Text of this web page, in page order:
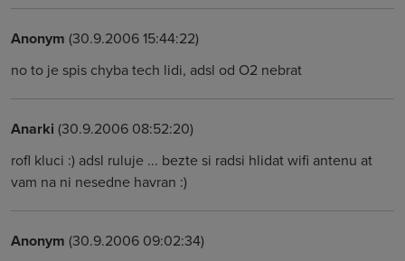
Anonym (30.9.2006 15:44:22)
no to je spis chyba tech lidi, adsl od O2 nebrat
Anarki (30.9.2006 08:52:20)
rofl kluci :) adsl ruluje ... bezte si radsi hlidat wifi antenu at
vam na ni nesedne havran :)
Anonym (30.9.2006 09:02:34)